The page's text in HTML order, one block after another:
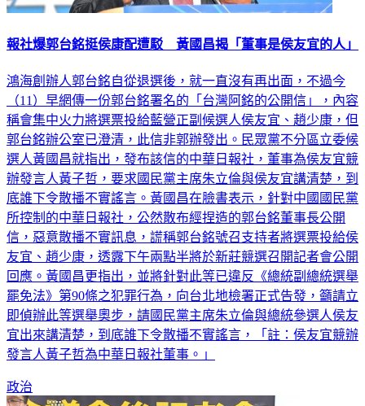
報社爆郭台銘挺侯康配遭駁 黃國昌揭「董事是侯友宜的人」
鴻海創辦人郭台銘自從退選後，就一直沒有再出面，不過今
（11）早網傳一份郭台銘署名的「台灣阿銘的公開信」，內容
稱會集中火力將選票投給藍營正副候選人侯友宜、趙少康，但
郭台銘辦公室已澄清，此信非郭辦發出。民眾黨不分區立委候
選人黃國昌就指出，發布該信的中華日報社，董事為侯友宜競
辦發言人黃子哲，要求國民黨主席朱立倫與侯友宜講清楚，到
底誰下令散播不實謠言。黃國昌在臉書表示，針對中國國民黨
所控制的中華日報社，公然散布經捏造的郭台銘董事長公開
信，惡意散播不實訊息，謊稱郭台銘號召支持者將選票投給侯
友宜、趙少康，透露下午兩點半將於新莊競選召開記者會公開
回應。黃國昌更指出，並將針對此等已違反《總統副總統選舉
罷免法》第90條之犯罪行為，向台北地檢署正式告發，籲請立
即偵辦此等選舉奧步，請國民黨主席朱立倫與總統參選人侯友
宜出來講清楚，到底誰下令散播不實謠言，「註：侯友宜競辦
發言人黃子哲為中華日報社董事。」
政治